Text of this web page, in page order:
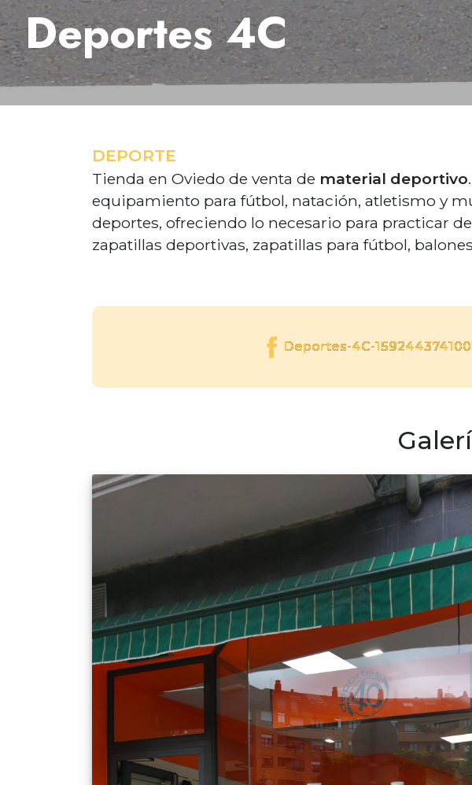
Deportes 4C
DEPORTE
Tienda en Oviedo de venta de material deportivo
equipamiento para fútbol, natación, atletismo y
deportes, ofreciendo lo necesario para practicar
zapatillas deportivas, zapatillas para fútbol,
Deportes-4C-